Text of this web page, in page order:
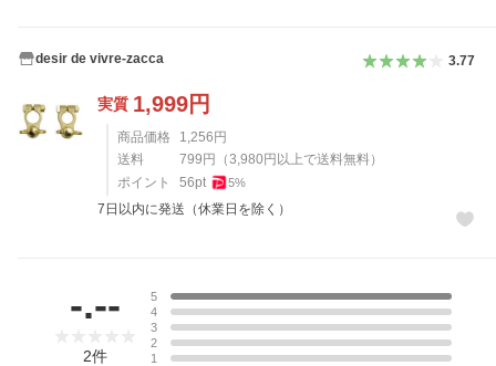
desir de vivre-zacca 3.77
実質 1,999円
商品価格 1,256 円
送料
799 円 （3,980 円以上で送料無料）
ポイント
56pt 5%
7日以内に発送（休業日を除く）
-.--
2件
5
4
3
2
1